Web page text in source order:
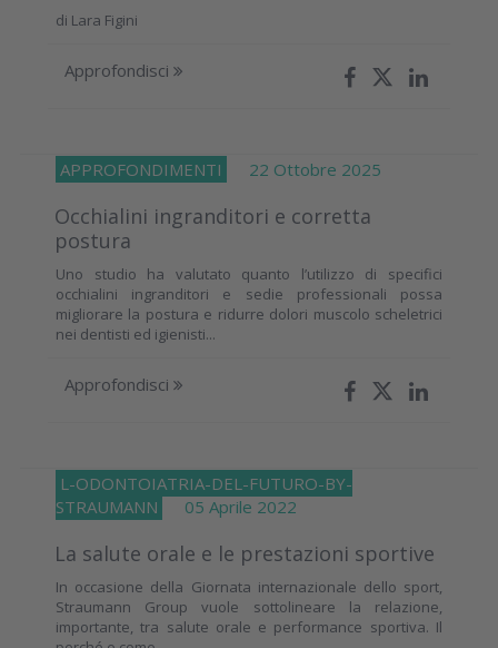
di Lara Figini
Approfondisci
APPROFONDIMENTI 22 Ottobre 2025
Occhialini ingranditori e corretta
postura
Uno studio ha valutato quanto l’utilizzo di specifici
occhialini ingranditori e sedie professionali possa
migliorare la postura e ridurre dolori muscolo scheletrici
nei dentisti ed igienisti...
Approfondisci
L-ODONTOIATRIA-DEL-FUTURO-BY-
STRAUMANN
05 Aprile 2022
La salute orale e le prestazioni sportive
In occasione della Giornata internazionale dello sport,
Straumann Group vuole sottolineare la relazione,
importante, tra salute orale e performance sportiva. Il